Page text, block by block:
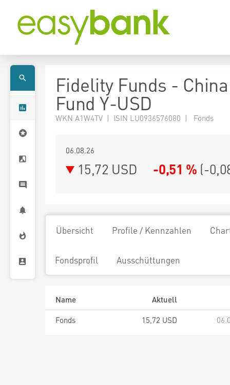
Fidelity Funds -
Fund Y-USD
WKN A1W4TV | ISIN LU0936576080 | Fonds
06.08.26
15,72 USD -0,51 % (-
Übersicht Profile / Kennzahlen
Fondsprofil Ausschüttungen
Name
Aktuell
Fonds
15,72 USD